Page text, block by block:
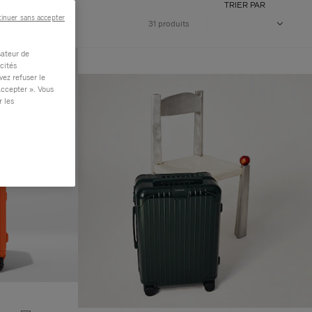
31 produits
TRIER PAR
de
refuser le
». Vous
les
sans accepter